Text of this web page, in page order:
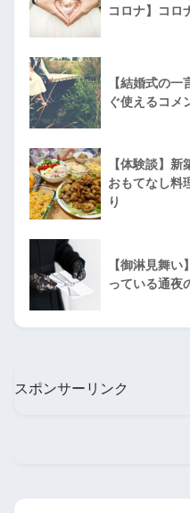
コロナ】コロ
【結婚式の
ぐ使えるコメ
【体験談】
おもてなし料
り
【御淋見舞
っている通夜
スポンサーリンク